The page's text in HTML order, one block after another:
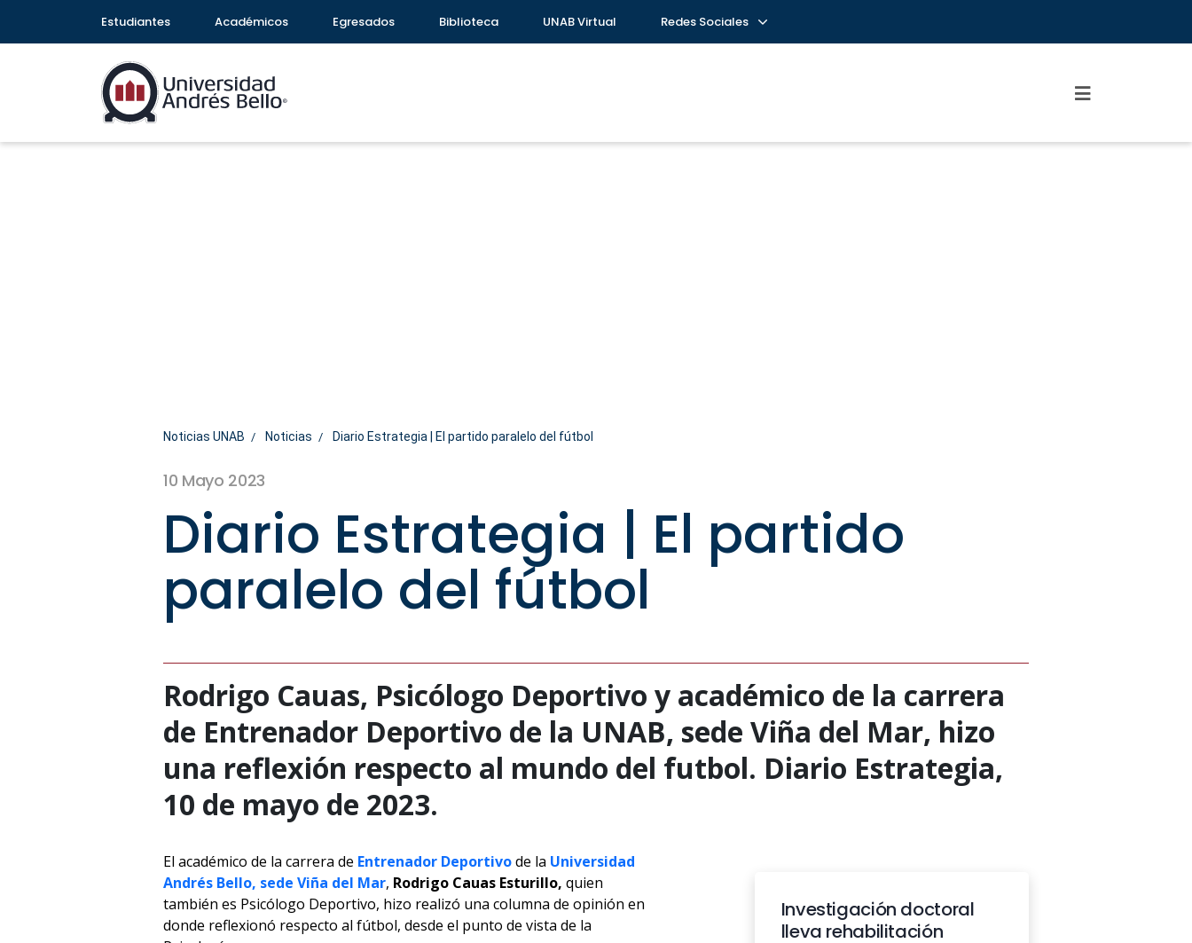
Estudiantes Académicos Egresados Biblioteca UNAB Virtual Redes Sociales
Noticias UNAB Noticias Diario Estrategia | El partido paralelo del fútbol
10 Mayo 2023
Diario Estrategia | El partido
paralelo del fútbol
Rodrigo Cauas, Psicólogo Deportivo y académico de la carrera
de Entrenador Deportivo de la UNAB, sede Viña del Mar, hizo
una reflexión respecto al mundo del futbol. Diario Estrategia,
10 de mayo de 2023.
El académico de la carrera de Entrenador Deportivode la Universidad
Andrés Bello, sede Viña del Mar, Rodrigo Cauas Esturillo, quien
también es Psicólogo Deportivo, hizo realizó una columna de opinión en
donde reflexionó respecto al fútbol, desde el punto de vista de la
Investigación doctoral
lleva rehabilitación